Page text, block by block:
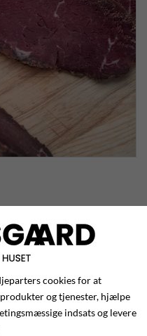
krondyr i
i skiver. Sælges i
cookies for at
og tjenester, hjælpe
indsats og levere